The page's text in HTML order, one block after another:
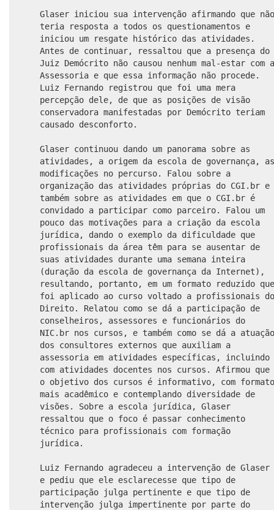
Glaser iniciou sua intervenção afirmando que não
teria resposta a todos os questionamentos e
iniciou um resgate histórico das atividades.
Antes de continuar, ressaltou que a presença do
Juiz Demócrito não causou nenhum mal-estar com a
Assessoria e que essa informação não procede.
Luiz Fernando registrou que foi uma mera
percepção dele, de que as posições de visão
conservadora manifestadas por Demócrito teriam
causado desconforto.
Glaser continuou dando um panorama sobre as
atividades, a origem da escola de governança, as
modificações no percurso. Falou sobre a
organização das atividades próprias do CGI.br e
também sobre as atividades em que o CGI.br é
convidado a participar como parceiro. Falou um
pouco das motivações para a criação da escola
jurídica, dando o exemplo da dificuldade que
profissionais da área têm para se ausentar de
suas atividades durante uma semana inteira
(duração da escola de governança da Internet),
resultando, portanto, em um formato reduzido que
foi aplicado ao curso voltado a profissionais do
Direito. Relatou como se dá a participação de
conselheiros, assessores e funcionários do
NIC.br nos cursos, e também como se dá a atuação
dos consultores externos que auxiliam a
assessoria em atividades específicas, incluindo
com atividades docentes nos cursos. Afirmou que
o objetivo dos cursos é informativo, com formato
mais acadêmico e contemplando diversidade de
visões. Sobre a escola jurídica, Glaser
ressaltou que o foco é passar conhecimento
técnico para profissionais com formação
jurídica.
Luiz Fernando agradeceu a intervenção de Glaser
e pediu que ele esclarecesse que tipo de
participação julga pertinente e que tipo de
intervenção julga impertinente por parte do